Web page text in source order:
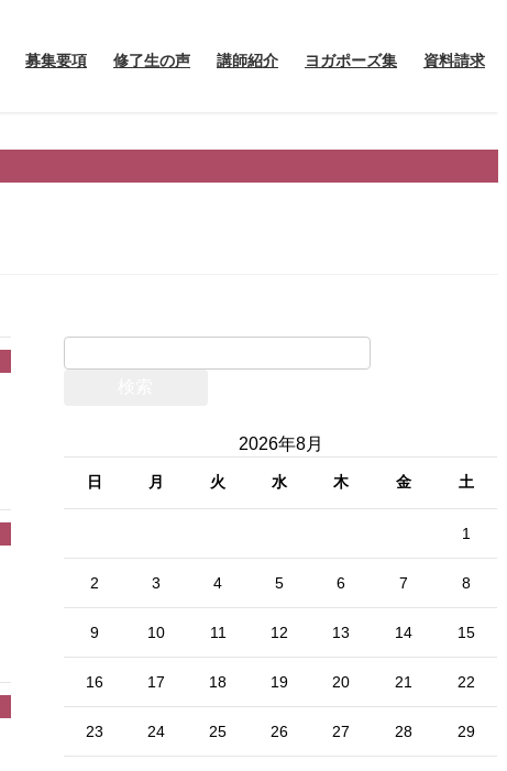
募集要項 修了生の声 講師紹介 ヨガポーズ集 資料請求
検
索:
2026年8月
日 月 火 水 木 金 土
1
2 3 4 5 6 7 8
9 10 11 12 13 14 15
16 17 18 19 20 21 22
23 24 25 26 27 28 29